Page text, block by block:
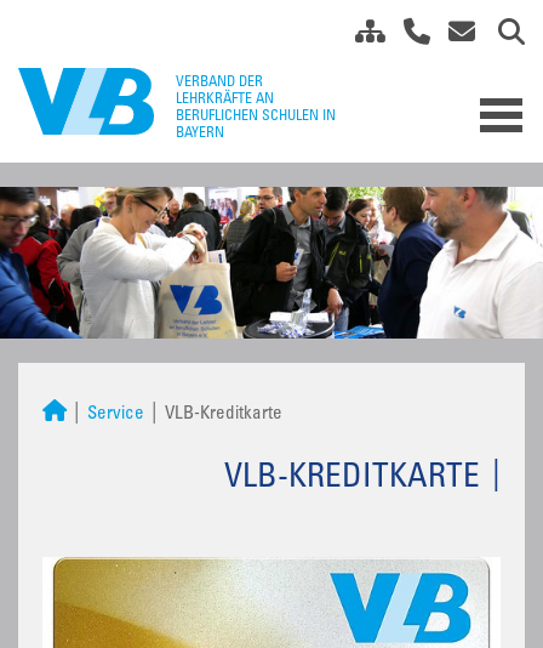
Service VLB-Kreditkarte
VLB-KREDITKARTE